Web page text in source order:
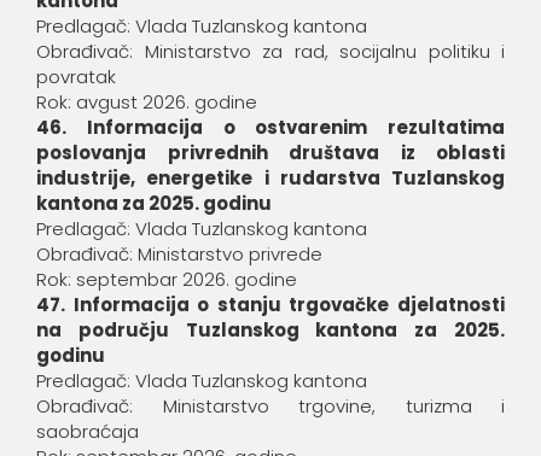
Predlagač: Vlada Tuzlanskog kantona
Obrađivač: Ministarstvo za rad, socijalnu politiku i
povratak
Rok: avgust 2026. godine
46. Informacija o ostvarenim rezultatima
poslovanja privrednih društava iz oblasti
industrije, energetike i rudarstva Tuzlanskog
kantona za 2025. godinu
Predlagač: Vlada Tuzlanskog kantona
Obrađivač: Ministarstvo privrede
Rok: septembar 2026. godine
47. Informacija o stanju trgovačke djelatnosti
na području Tuzlanskog kantona za 2025.
godinu
Predlagač: Vlada Tuzlanskog kantona
Obrađivač: Ministarstvo trgovine, turizma i
saobraćaja